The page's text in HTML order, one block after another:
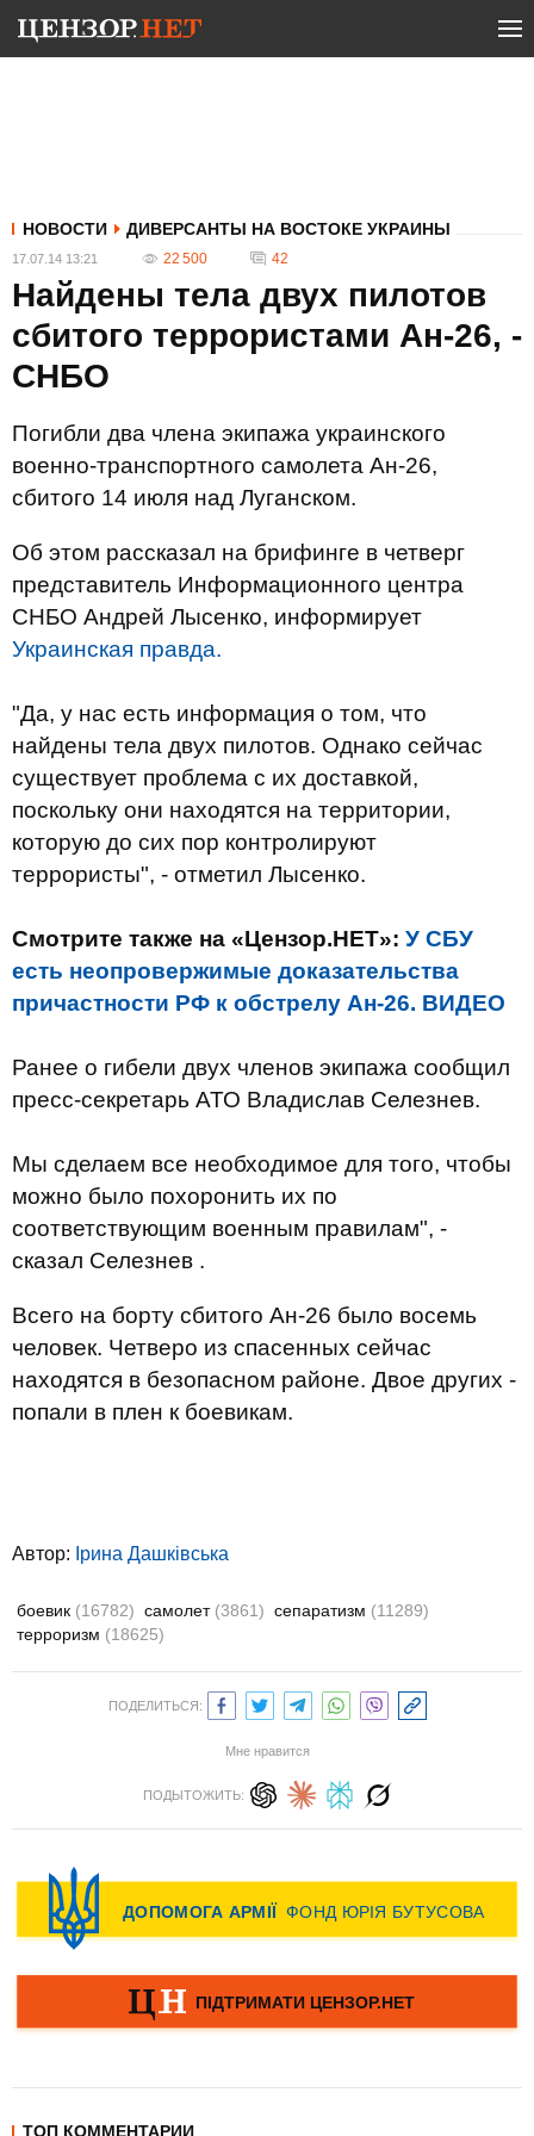
НОВОСТИ ДИВЕРСАНТЫ НА ВОСТОКЕ УКРАИНЫ
17.07.14 13:21 22 500 42
Найдены тела двух пилотов
сбитого террористами Ан-26, -
СНБО
Погибли два члена экипажа украинского
военно-транспортного самолета Ан-26,
сбитого 14 июля над Луганском.
Об этом рассказал на брифинге в четверг
представитель Информационного центра
СНБО Андрей Лысенко, информирует
Украинская правда.
"Да, у нас есть информация о том, что
найдены тела двух пилотов. Однако сейчас
существует проблема с их доставкой,
поскольку они находятся на территории,
которую до сих пор контролируют
террористы", - отметил Лысенко.
Смотрите также на «Цензор.НЕТ»: У СБУ
есть неопровержимые доказательства
причастности РФ к обстрелу Ан-26. ВИДЕО
Ранее о гибели двух членов экипажа сообщил
пресс-секретарь АТО Владислав Селезнев.
Мы сделаем все необходимое для того, чтобы
можно было похоронить их по
соответствующим военным правилам", -
сказал Селезнев .
Всего на борту сбитого Ан-26 было восемь
человек. Четверо из спасенных сейчас
находятся в безопасном районе. Двое других -
попали в плен к боевикам.
Автор: Ірина Дашківська
боевик (16782) самолет (3861) сепаратизм (11289)
терроризм (18625)
ПОДЕЛИТЬСЯ:
Мне нравится
ПОДЫТОЖИТЬ:
ТОП КОММЕНТАРИИ